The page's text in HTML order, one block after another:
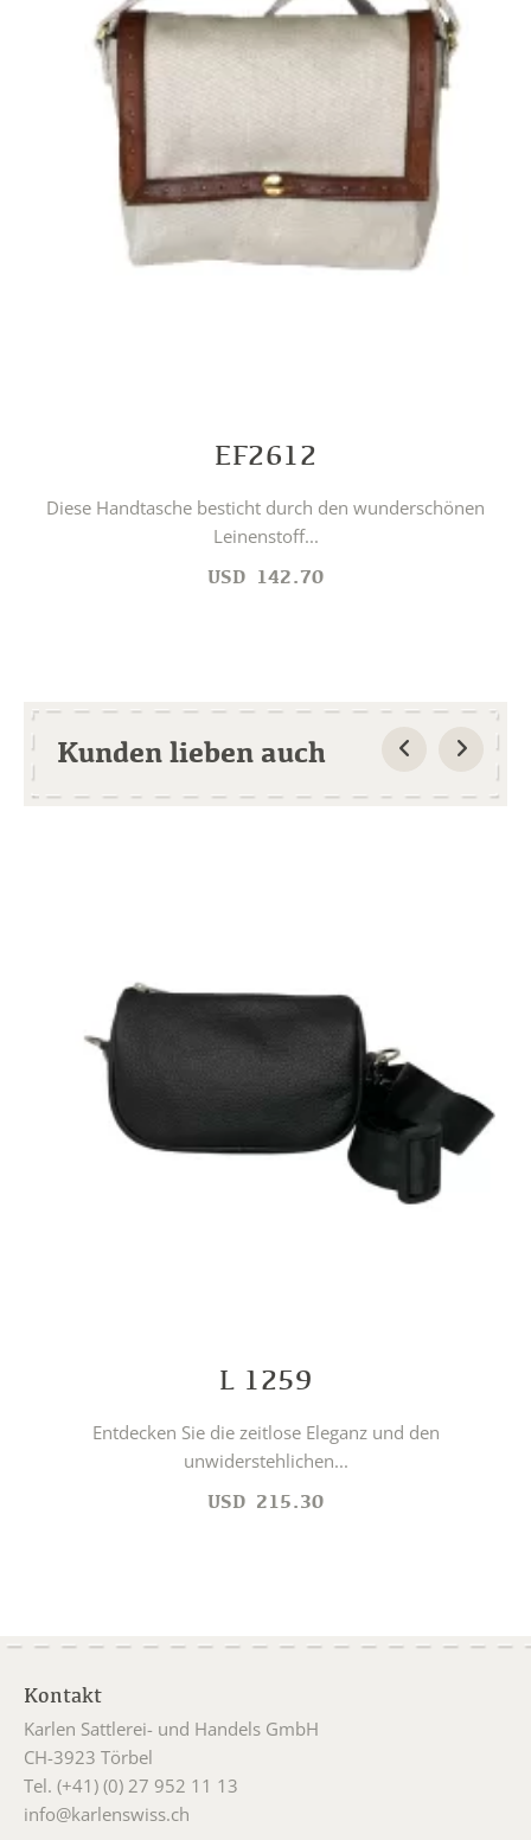
EF2612
Diese Handtasche besticht durch den wunderschönen
Leinenstoff...
USD 142.70
Kunden lieben auch
L 1259
Entdecken Sie die zeitlose Eleganz und den
unwiderstehlichen...
USD 215.30
Kontakt
Karlen Sattlerei- und Handels GmbH
CH-3923 Törbel
Tel. (+41) (0) 27 952 11 13
info@karlenswiss.ch